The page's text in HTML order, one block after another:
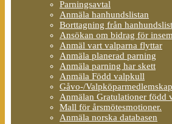
Parningsavtal
Anmäla hanhundslistan
Borttagning från
Ansökan om bidrag för
Anmäl vart valparna flyttar
Anmäla planerad parning
Anmäla parning har skett
Anmäla Född valpkull
Gåvo-/Valpköparmedlemskap
Anmälan Gratulationer född
Mall för årsmötesmotioner.
Anmäla norska databasen